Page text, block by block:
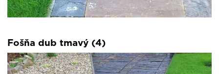
Fošňa dub tmavý (4)